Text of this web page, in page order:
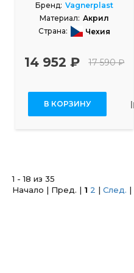
Бренд: Vagnerplast
Материал: Акрил
Страна:
Чехия
14 952 ₽ 17 590 ₽
В КОРЗИНУ
1 - 18 из 35
Начало | Пред. | 1 2 | След. |